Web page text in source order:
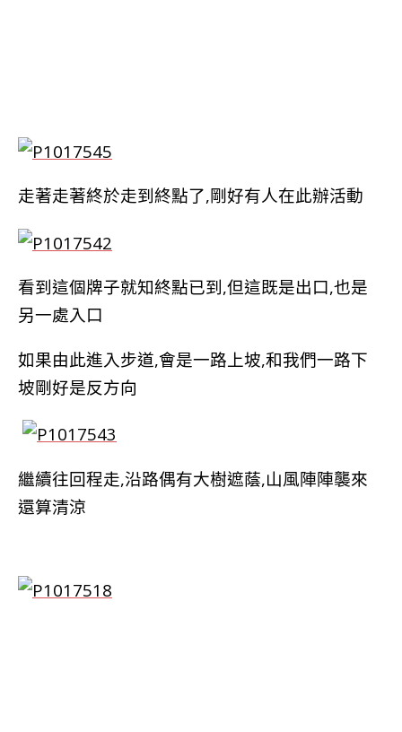
走著走著終於走到終點了,剛好有人在此辦活動
看到這個牌子就知終點已到,但這既是出口,也是
另一處入口
如果由此進入步道,會是一路上坡,和我們一路下
坡剛好是反方向
繼續往回程走,沿路偶有大樹遮蔭,山風陣陣襲來
還算清涼